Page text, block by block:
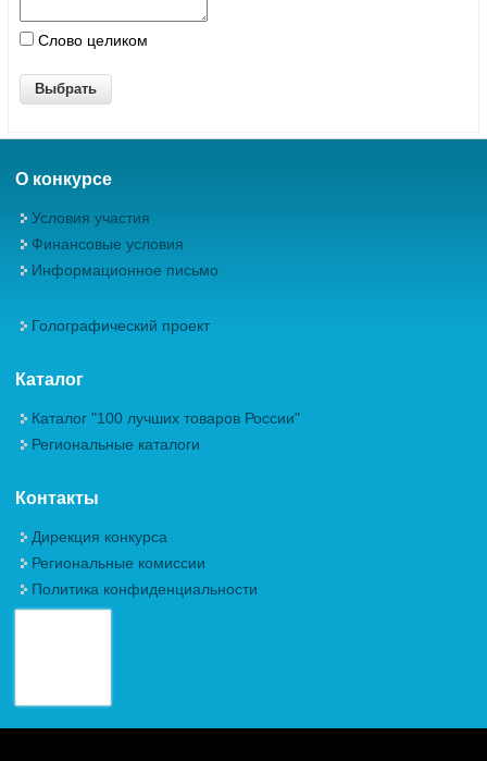
Слово целиком
О конкурсе
Условия участия
Финансовые условия
Информационное письмо
Голографический проект
Каталог
Каталог "100 лучших товаров России"
Региональные каталоги
Контакты
Дирекция конкурса
Региональные комиссии
Политика конфиденциальности